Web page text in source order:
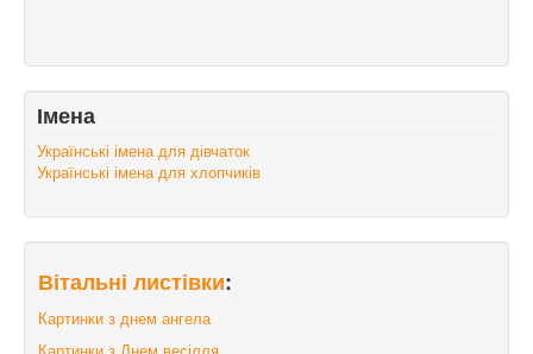
Імена
Українські імена для дівчаток
Українські імена для хлопчиків
Вітальні листівки:
Картинки з днем ангела